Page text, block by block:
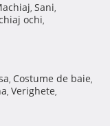
, Sani,
ochi,
, Costume de baie,
, Verighete,